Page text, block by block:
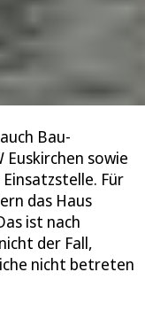
Bau-
Euskirchen sowie
Für
das Haus
ist nach
der Fall,
nicht betreten